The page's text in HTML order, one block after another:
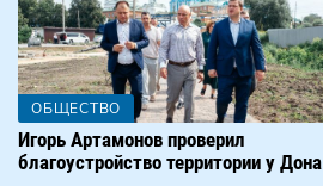
ОБЩЕСТВО
Игорь Артамонов проверил
благоустройство территории у Дона